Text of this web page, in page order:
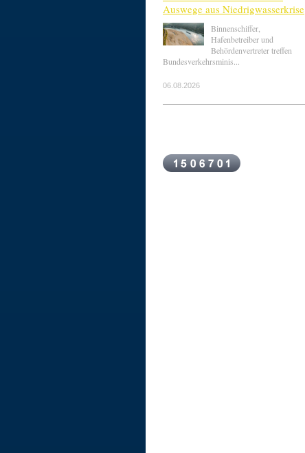
Auswege aus Niedrigwasserkrise
Binnenschiffer,
Hafenbetreiber und
Behördenvertreter treffen
Bundesverkehrsminis...
06.08.2026